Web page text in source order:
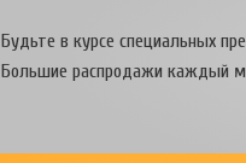
Будьте в курсе специальных
Большие распродажи каждый